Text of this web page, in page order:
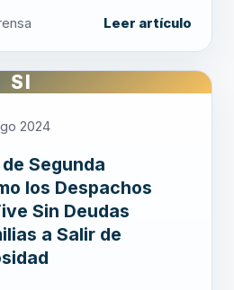
Leer artículo
SI
2024
Segunda
los Despachos
Sin Deudas
a Salir de